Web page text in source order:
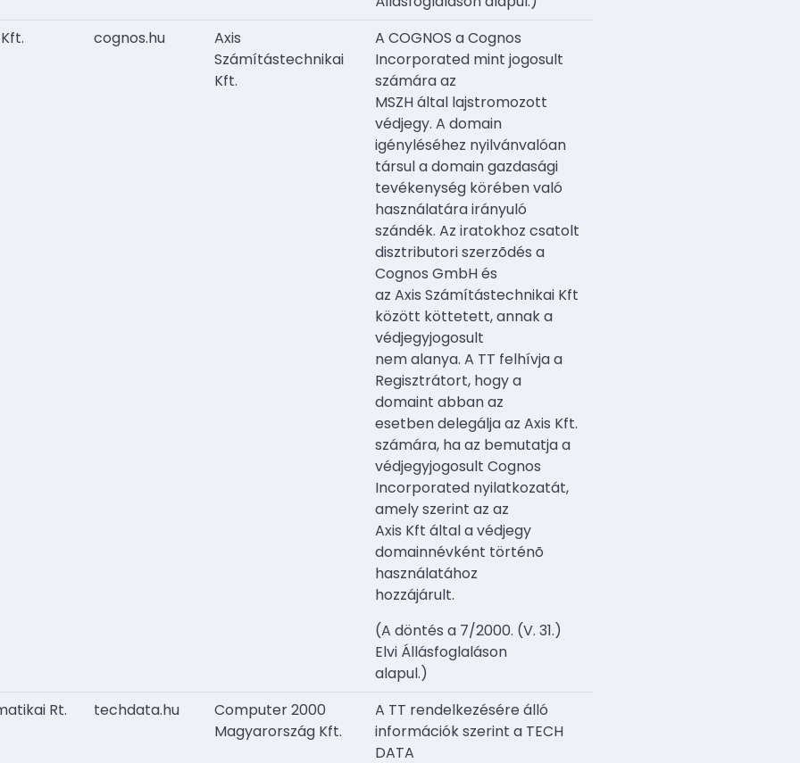
cognos.hu
Axis
Számítástechnikai
Kft.
A COGNOS a Cognos
Incorporated mint jogosult
számára az
MSZH által lajstromozott
védjegy. A domain
igényléséhez nyilvánvalóan
társul a domain gazdasági
tevékenység körében való
használatára irányuló
szándék. Az iratokhoz csatolt
disztributori szerzõdés a
Cognos GmbH és
az Axis Számítástechnikai Kft
között köttetett, annak a
védjegyjogosult
nem alanya. A TT felhívja a
Regisztrátort, hogy a
domaint abban az
esetben delegálja az Axis Kft.
számára, ha az bemutatja a
védjegyjogosult Cognos
Incorporated nyilatkozatát,
amely szerint az az
Axis Kft által a védjegy
domainnévként történõ
használatához
hozzájárult.
(A döntés a 7/2000. (V. 31.)
Elvi Állásfoglaláson
alapul.)
Rt.
techdata.hu
Computer 2000
Magyarország Kft.
A TT rendelkezésére álló
információk szerint a TECH
DATA